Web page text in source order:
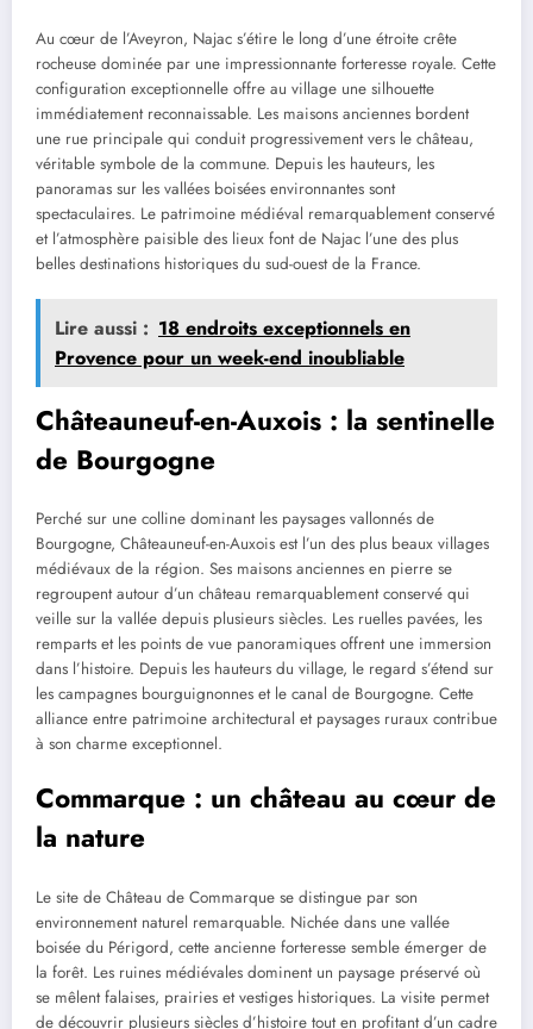
Au cœur de l’Aveyron, Najac s’étire le long d’une étroite crête
rocheuse dominée par une impressionnante forteresse royale. Cette
configuration exceptionnelle offre au village une silhouette
immédiatement reconnaissable. Les maisons anciennes bordent
une rue principale qui conduit progressivement vers le château,
véritable symbole de la commune. Depuis les hauteurs, les
panoramas sur les vallées boisées environnantes sont
spectaculaires. Le patrimoine médiéval remarquablement conservé
et l’atmosphère paisible des lieux font de Najac l’une des plus
belles destinations historiques du sud-ouest de la France.
Lire aussi : 18 endroits exceptionnels en
Provence pour un week-end inoubliable
Châteauneuf-en-Auxois : la sentinelle
de Bourgogne
Perché sur une colline dominant les paysages vallonnés de
Bourgogne, Châteauneuf-en-Auxois est l’un des plus beaux villages
médiévaux de la région. Ses maisons anciennes en pierre se
regroupent autour d’un château remarquablement conservé qui
veille sur la vallée depuis plusieurs siècles. Les ruelles pavées, les
remparts et les points de vue panoramiques offrent une immersion
dans l’histoire. Depuis les hauteurs du village, le regard s’étend sur
les campagnes bourguignonnes et le canal de Bourgogne. Cette
alliance entre patrimoine architectural et paysages ruraux contribue
à son charme exceptionnel.
Commarque : un château au cœur de
la nature
Le site de Château de Commarque se distingue par son
environnement naturel remarquable. Nichée dans une vallée
boisée du Périgord, cette ancienne forteresse semble émerger de
la forêt. Les ruines médiévales dominent un paysage préservé où
se mêlent falaises, prairies et vestiges historiques. La visite permet
de découvrir plusieurs siècles d’histoire tout en profitant d’un cadre